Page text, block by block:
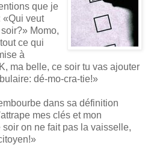
que je
«Qui veut
Momo,
ce qui
à
ma belle, ce soir tu vas ajouter
dé-mo-cra-tie!»
dans sa définition
mes clés et mon
on ne fait pas la vaisselle,